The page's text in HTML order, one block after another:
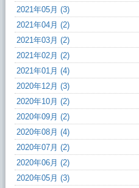
2021年05月 (3)
2021年04月 (2)
2021年03月 (2)
2021年02月 (2)
2021年01月 (4)
2020年12月 (3)
2020年10月 (2)
2020年09月 (2)
2020年08月 (4)
2020年07月 (2)
2020年06月 (2)
2020年05月 (3)